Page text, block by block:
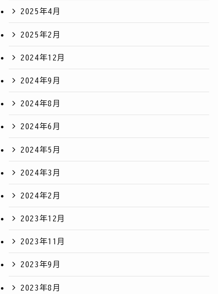
2025年4月
2025年2月
2024年12月
2024年9月
2024年8月
2024年6月
2024年5月
2024年3月
2024年2月
2023年12月
2023年11月
2023年9月
2023年8月